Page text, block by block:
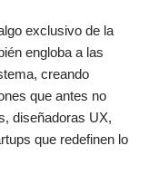
exclusivo de la
engloba a las
creando
que antes no
diseñadoras UX,
que redefinen lo